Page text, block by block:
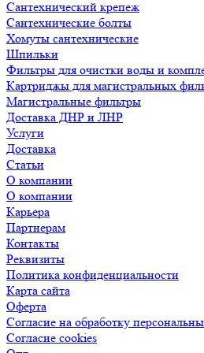
Сантехнический крепеж
Сантехнические болты
Хомуты сантехнические
Шпильки
Фильтры для очистки воды и
Картриджы для магистральных
Магистральные фильтры
Доставка ДНР и ЛНР
Услуги
Доставка
Статьи
О компании
О компании
Карьера
Партнерам
Контакты
Реквизиты
Политика конфиденциальности
Карта сайта
Оферта
Согласие на обработку
Согласие cookies